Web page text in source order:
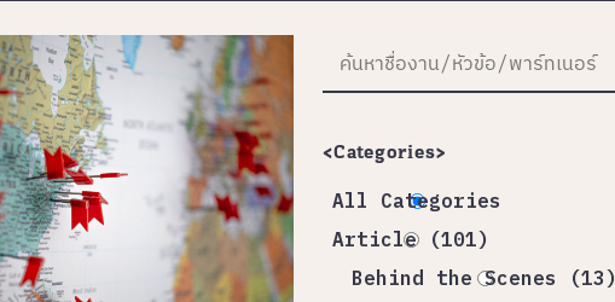
<Categories>
All Categories
Article (101)
Behind the Scenes (13)